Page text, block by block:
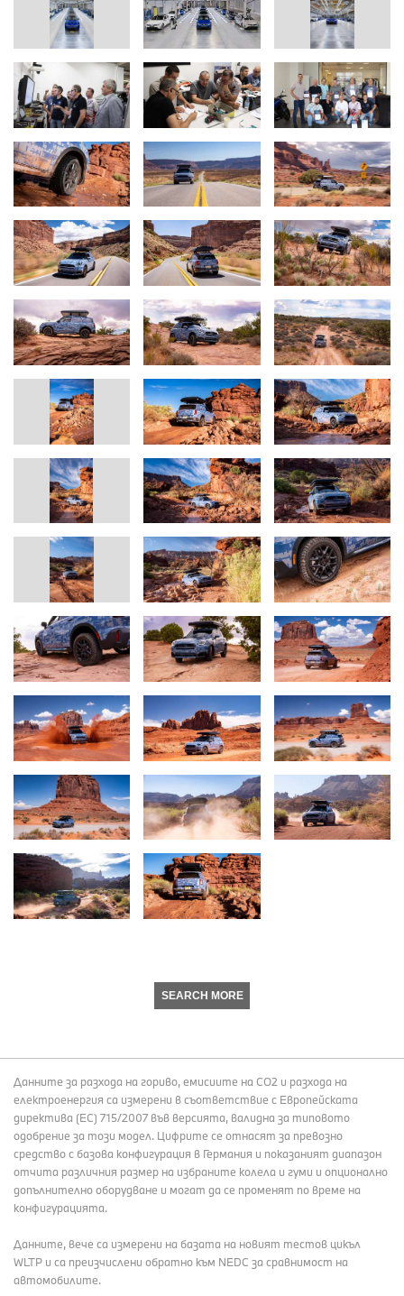
SEARCH MORE
Данните за разхода на гориво, емисиите на СО2 и разхода на
електроенергия са измерени в съответствие с Европейската
директива (EC) 715/2007 във версията, валидна за типовото
одобрение за този модел. Цифрите се отнасят за превозно
средство с базова конфигурация в Германия и показаният диапазон
отчита различния размер на избраните колела и гуми и опционално
допълнително оборудване и могат да се променят по време на
конфигурацията.
Данните, вече са измерени на базата на новият тестов цикъл
WLTP и са преизчислени обратно към NEDC за сравнимост на
автомобилите.